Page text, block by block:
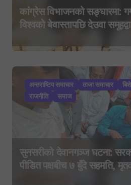
कांग्रेस विभाजनको सङ्घारमा:
विश्वको बेवास्तापछि देउवा
यात्राको घोषणा तयारी!
अन्तराष्टिय समाचार ताजा समाचार
राजनीति
समाज
सुनसरीको देवानगञ्ज घटना:
पीडित पक्षबीच ७ बुँदे सहमति,